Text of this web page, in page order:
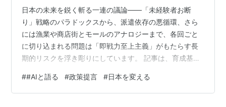
日本の未来を鋭く斬る一連の議論――「未経験者お断
り」戦略のパラドックスから、派遣依存の悪循環、さら
には漁業や商店街とモールのアナロジーまで、各回ごと
に切り込まれる問題は「即戦力至上主義」がもたらす長
期的リスクを浮き彫りにしています。 記事は、育成基盤
には高齢者偏重の政治体制が招く未来の危機を、プロ野
球のファームシステムに例えながら、皮肉とユーモアを
##AIと語る #政策提言 #日本を変える